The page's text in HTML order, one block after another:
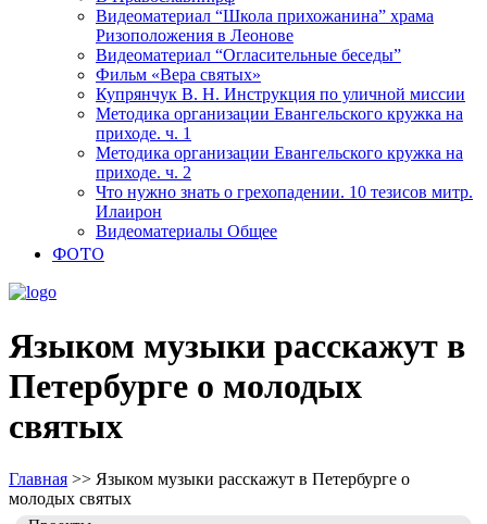
Видеоматериал “Школа прихожанина” храма
Ризоположения в Леонове
Видеоматериал “Огласительные беседы”
Фильм «Вера святых»
Купрянчук В. Н. Инструкция по уличной миссии
Методика организации Евангельского кружка на
приходе. ч. 1
Методика организации Евангельского кружка на
приходе. ч. 2
Что нужно знать о грехопадении. 10 тезисов митр.
Илаирон
Видеоматериалы Общее
ФОТО
Языком музыки расскажут в
Петербурге о молодых
святых
Главная >> Языком музыки расскажут в Петербурге о
молодых святых